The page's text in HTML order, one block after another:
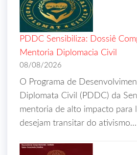
PDDC Sensibiliza: Dossiê
Mentoria Diplomacia Civil
08/08/2026
O Programa de
Diplomata Civil (PDDC) da
mentoria de alto impacto para
desejam transitar do ativismo…